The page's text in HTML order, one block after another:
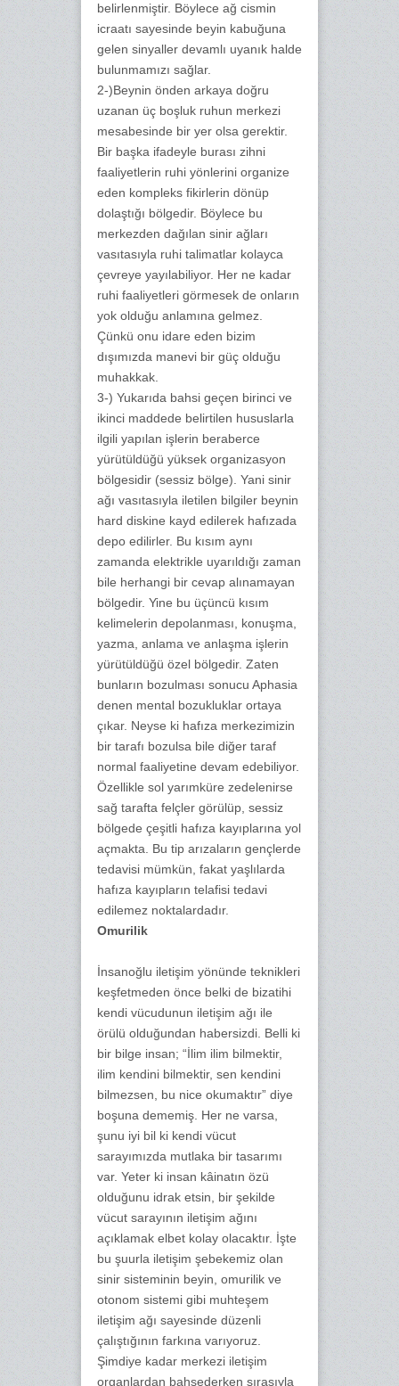
belirlenmiştir. Böylece ağ cismin
icraatı sayesinde beyin kabuğuna
gelen sinyaller devamlı uyanık halde
bulunmamızı sağlar.
2-)Beynin önden arkaya doğru
uzanan üç boşluk ruhun merkezi
mesabesinde bir yer olsa gerektir.
Bir başka ifadeyle burası zihni
faaliyetlerin ruhi yönlerini organize
eden kompleks fikirlerin dönüp
dolaştığı bölgedir. Böylece bu
merkezden dağılan sinir ağları
vasıtasıyla ruhi talimatlar kolayca
çevreye yayılabiliyor. Her ne kadar
ruhi faaliyetleri görmesek de onların
yok olduğu anlamına gelmez.
Çünkü onu idare eden bizim
dışımızda manevi bir güç olduğu
muhakkak.
3-) Yukarıda bahsi geçen birinci ve
ikinci maddede belirtilen hususlarla
ilgili yapılan işlerin beraberce
yürütüldüğü yüksek organizasyon
bölgesidir (sessiz bölge). Yani sinir
ağı vasıtasıyla iletilen bilgiler beynin
hard diskine kayd edilerek hafızada
depo edilirler. Bu kısım aynı
zamanda elektrikle uyarıldığı zaman
bile herhangi bir cevap alınamayan
bölgedir. Yine bu üçüncü kısım
kelimelerin depolanması, konuşma,
yazma, anlama ve anlaşma işlerin
yürütüldüğü özel bölgedir. Zaten
bunların bozulması sonucu Aphasia
denen mental bozukluklar ortaya
çıkar. Neyse ki hafıza merkezimizin
bir tarafı bozulsa bile diğer taraf
normal faaliyetine devam edebiliyor.
Özellikle sol yarımküre zedelenirse
sağ tarafta felçler görülüp, sessiz
bölgede çeşitli hafıza kayıplarına yol
açmakta. Bu tip arızaların gençlerde
tedavisi mümkün, fakat yaşlılarda
hafıza kayıpların telafisi tedavi
edilemez noktalardadır.
Omurilik
İnsanoğlu iletişim yönünde teknikleri
keşfetmeden önce belki de bizatihi
kendi vücudunun iletişim ağı ile
örülü olduğundan habersizdi. Belli ki
bir bilge insan; “İlim ilim bilmektir,
ilim kendini bilmektir, sen kendini
bilmezsen, bu nice okumaktır” diye
boşuna dememiş. Her ne varsa,
şunu iyi bil ki kendi vücut
sarayımızda mutlaka bir tasarımı
var. Yeter ki insan kâinatın özü
olduğunu idrak etsin, bir şekilde
vücut sarayının iletişim ağını
açıklamak elbet kolay olacaktır. İşte
bu şuurla iletişim şebekemiz olan
sinir sisteminin beyin, omurilik ve
otonom sistemi gibi muhteşem
iletişim ağı sayesinde düzenli
çalıştığının farkına varıyoruz.
Şimdiye kadar merkezi iletişim
organlardan bahsederken sırasıyla